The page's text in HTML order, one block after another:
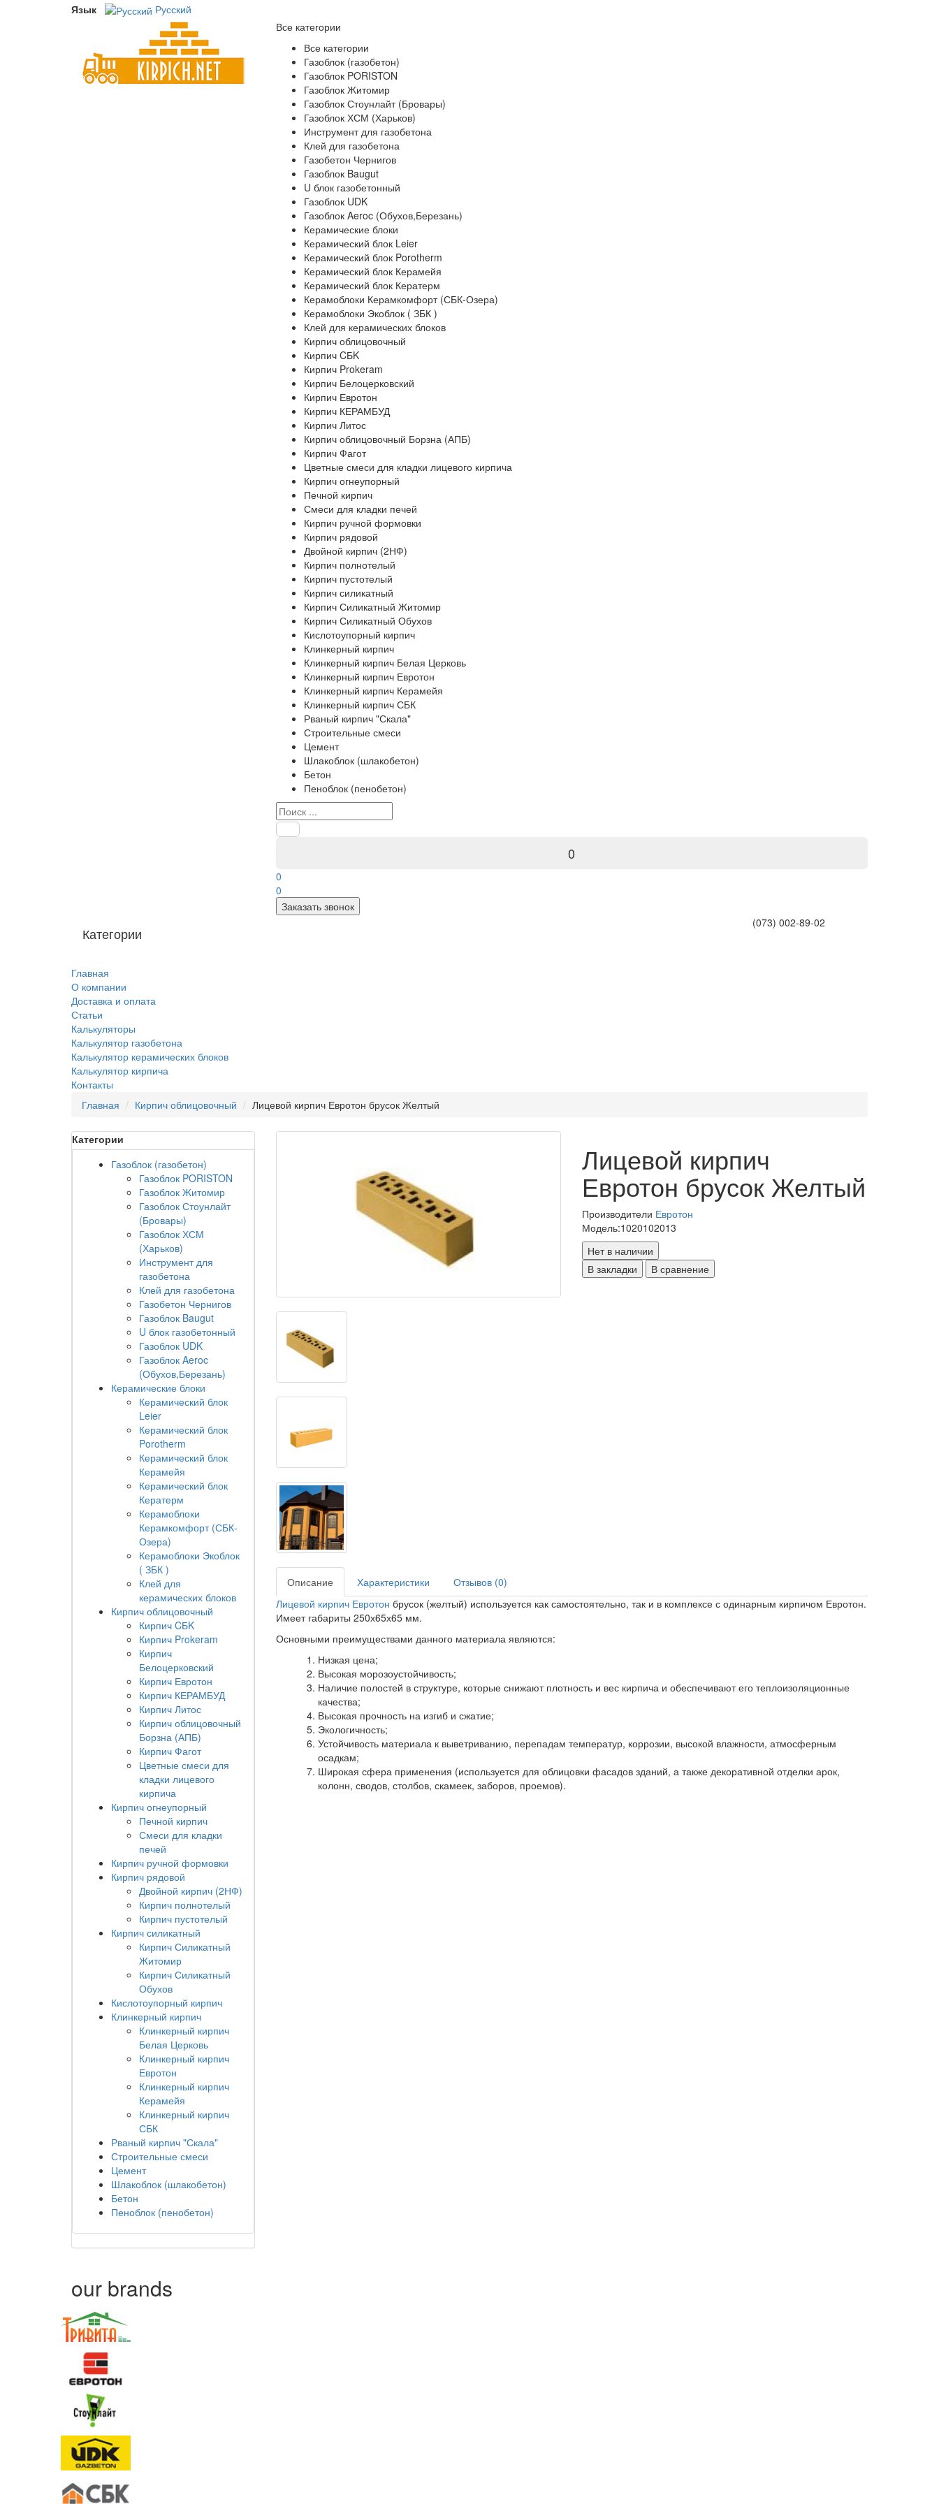
Язык
Русский
Все категории
Все категории
Газоблок (газобетон)
Газоблок PORISTON
Газоблок Житомир
Газоблок Стоунлайт (Бровары)
Газоблок ХСМ (Харьков)
Инструмент для газобетона
Клей для газобетона
Газобетон Чернигов
Газоблок Baugut
U блок газобетонный
Газоблок UDK
Газоблок Aeroc (Обухов,Березань)
Керамические блоки
Керамический блок Leier
Керамический блок Porotherm
Керамический блок Керамейя
Керамический блок Кератерм
Керамоблоки Керамкомфорт (СБК-Озера)
Керамоблоки Экоблок ( ЗБК )
Клей для керамических блоков
Кирпич облицовочный
Кирпич CБK
Кирпич Prokeram
Кирпич Белоцерковский
Кирпич Евротон
Кирпич КЕРАМБУД
Кирпич Литос
Кирпич облицовочный Борзна (АПБ)
Кирпич Фагот
Цветные смеси для кладки лицевого кирпича
Кирпич огнеупорный
Печной кирпич
Смеси для кладки печей
Кирпич ручной формовки
Кирпич рядовой
Двойной кирпич (2НФ)
Кирпич полнотелый
Кирпич пустотелый
Кирпич силикатный
Кирпич Силикатный Житомир
Кирпич Силикатный Обухов
Кислотоупорный кирпич
Клинкерный кирпич
Клинкерный кирпич Белая Церковь
Клинкерный кирпич Евротон
Клинкерный кирпич Керамейя
Клинкерный кирпич СБК
Рваный кирпич "Скала"
Строительные смеси
Цемент
Шлакоблок (шлакобетон)
Бетон
Пеноблок (пенобетон)
0
0
0
Заказать звонок
Категории
Главная
О компании
Доставка и оплата
Статьи
Калькуляторы
Калькулятор газобетона
Калькулятор керамических блоков
Калькулятор кирпича
Контакты
(073) 002-89-02
Главная Кирпич облицовочный Лицевой кирпич Евротон брусок Желтый
Категории
Газоблок (газобетон)
Газоблок PORISTON
Газоблок Житомир
Газоблок Стоунлайт
(Бровары)
Газоблок ХСМ
(Харьков)
Инструмент для
газобетона
Клей для газобетона
Газобетон Чернигов
Газоблок Baugut
U блок газобетонный
Газоблок UDK
Газоблок Aeroc
(Обухов,Березань)
Керамические блоки
Керамический блок
Leier
Керамический блок
Porotherm
Керамический блок
Керамейя
Керамический блок
Кератерм
Керамоблоки
Керамкомфорт (СБК-
Озера)
Керамоблоки Экоблок
( ЗБК )
Клей для
керамических блоков
Кирпич облицовочный
Кирпич CБK
Кирпич Prokeram
Кирпич
Белоцерковский
Кирпич Евротон
Кирпич КЕРАМБУД
Кирпич Литос
Кирпич облицовочный
Борзна (АПБ)
Кирпич Фагот
Цветные смеси для
кладки лицевого
кирпича
Кирпич огнеупорный
Печной кирпич
Смеси для кладки
печей
Кирпич ручной формовки
Кирпич рядовой
Двойной кирпич (2НФ)
Кирпич полнотелый
Кирпич пустотелый
Кирпич силикатный
Кирпич Силикатный
Житомир
Кирпич Силикатный
Обухов
Кислотоупорный кирпич
Клинкерный кирпич
Клинкерный кирпич
Белая Церковь
Клинкерный кирпич
Евротон
Клинкерный кирпич
Керамейя
Клинкерный кирпич
СБК
Рваный кирпич "Скала"
Строительные смеси
Цемент
Шлакоблок (шлакобетон)
Бетон
Пеноблок (пенобетон)
Лицевой кирпич
Евротон брусок Желтый
Производители Евротон
Модель:1020102013
Нет в наличии
В закладки
В сравнение
Описание Характеристики
Отзывов (0)
Лицевой кирпич Евротон брусок (желтый) используется как самостоятельно, так и в комплексе с одинарным кирпичом Евротон.
Имеет габариты 250х65х65 мм.
Основными преимуществами данного материала являются:
Низкая цена;
Высокая морозоустойчивость;
Наличие полостей в структуре, которые снижают плотность и вес кирпича и обеспечивают его теплоизоляционные
качества;
Высокая прочность на изгиб и сжатие;
Экологичность;
Устойчивость материала к выветриванию, перепадам температур, коррозии, высокой влажности, атмосферным
осадкам;
Широкая сфера применения (используется для облицовки фасадов зданий, а также декоративной отделки арок,
колонн, сводов, столбов, скамеек, заборов, проемов).
our brands